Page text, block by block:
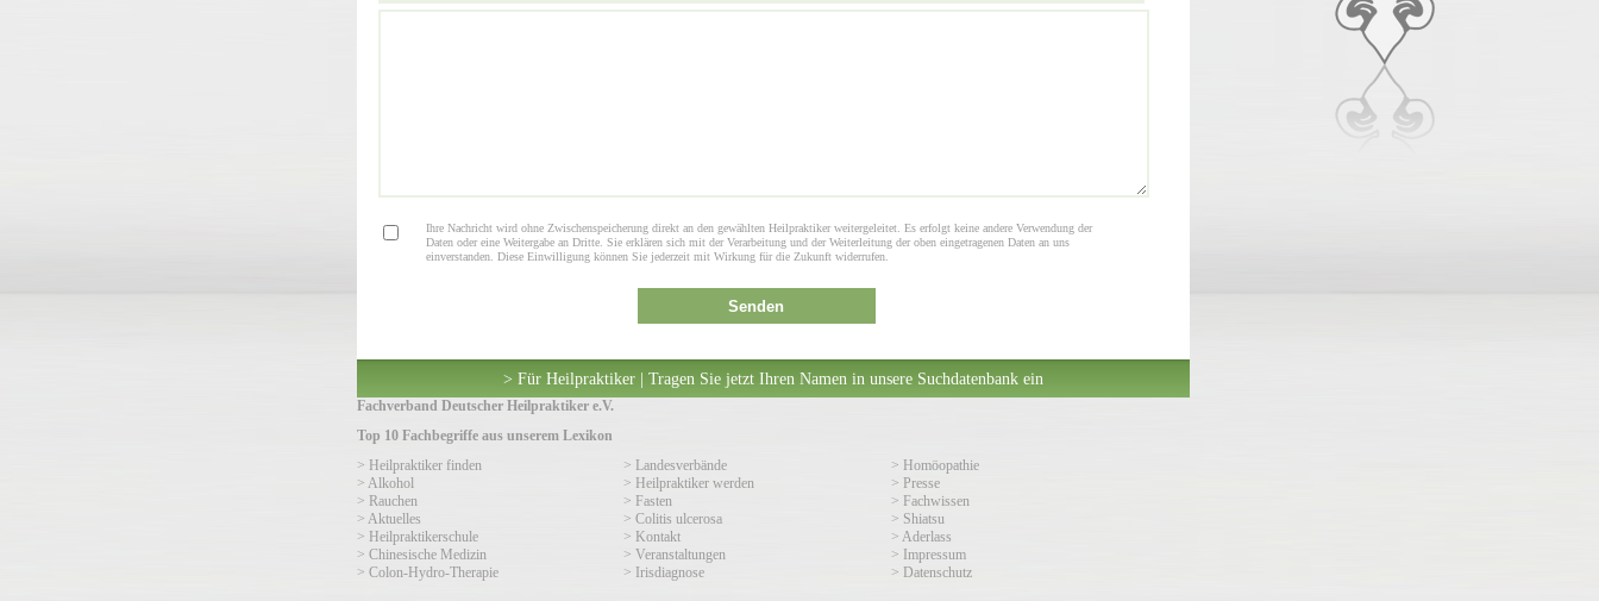
Ihre Nachricht wird ohne Zwischenspeicherung direkt an den gewählten Heilpraktiker weitergeleitet. Es erfolgt keine andere Verwendung der
Daten oder eine Weitergabe an Dritte. Sie erklären sich mit der Verarbeitung und der Weiterleitung der oben eingetragenen Daten an uns
einverstanden. Diese Einwilligung können Sie jederzeit mit Wirkung für die Zukunft widerrufen.
Senden
> Für Heilpraktiker | Tragen Sie jetzt Ihren Namen in unsere Suchdatenbank ein
Fachverband Deutscher Heilpraktiker e.V.
Top 10 Fachbegriffe aus unserem Lexikon
> Heilpraktiker finden
> Landesverbände
> Homöopathie
> Alkohol
> Heilpraktiker werden
> Presse
> Rauchen
> Fasten
> Fachwissen
> Aktuelles
> Colitis ulcerosa
> Shiatsu
> Heilpraktikerschule
> Kontakt
> Aderlass
> Chinesische Medizin
> Veranstaltungen
> Impressum
> Colon-Hydro-Therapie
> Irisdiagnose > Datenschutz